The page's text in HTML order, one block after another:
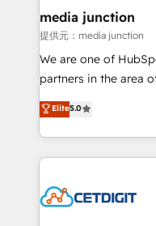
Mexico, USA, and
hundred successful operations.
rooted in RevOps
training, planning,
inbound marketing
understanding,
competitive market.
media junction
提供元：media junction
We are one of
partners in the area
design &
implementations for
companies. We are woman-owned, powered by
coffee, and we ❤️ dogs. We produce award-
Impact Award
Elite5.0